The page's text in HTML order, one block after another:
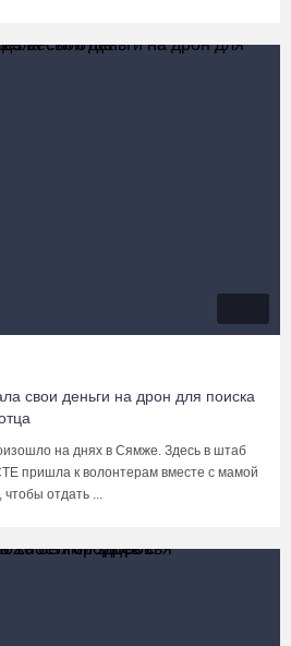
свои деньги на дрон для поиска
на днях в Сямже. Здесь в штаб
пришла к волонтерам вместе с мамой
чтобы отдать ...